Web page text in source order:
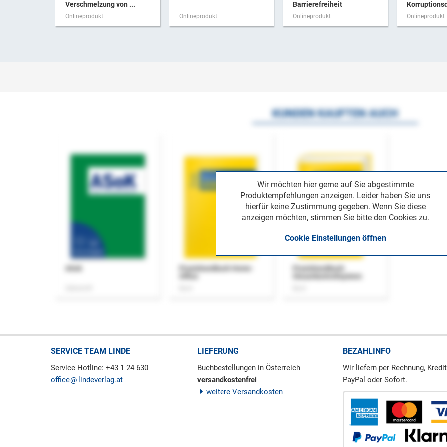
Verschmelzung von ...
Onlineprodukt Onlineprodukt
Barrierefreiheit
Onlineprodukt Onlineprodukt
Wir möchten hier gerne auf Sie abgestimmte
Produktempfehlungen anzeigen. Leider haben Sie uns
hierfür keine Zustimmung gegeben. Wenn Sie diese
anzeigen möchten, stimmen Sie bitte den Cookies zu.
Cookie Einstellungen öffnen
KUNDEN KAUFTEN AUCH
Praxishandbuch Home-
Praxishandbuch
SERVICE TEAM LINDE
Service Hotline: +43 1 24 630
office
lindeverlag.at
LIEFERUNG
Buchbestellungen in Österreich
versandkostenfrei
weitere Versandkosten
BEZAHLINFO
Wir liefern per Rechnung,
PayPal oder Sofort.